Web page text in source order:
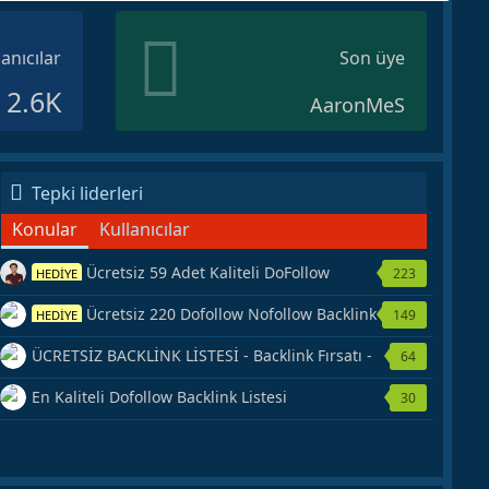
2.6K
Son üye
AaronMeS
Tepki liderleri
Konular
Kullanıcılar
HEDİYE Ücretsiz 59 Adet Kaliteli DoFollow
Backlink Kaynağı Veriyorum.
223
HEDİYE Ücretsiz 220 Dofollow Nofollow Backlink
Veriyorum
149
ÜCRETSİZ BACKLİNK LİSTESİ - Backlink Fırsatı -
Hemen Yetiş!
64
En Kaliteli Dofollow Backlink Listesi 30